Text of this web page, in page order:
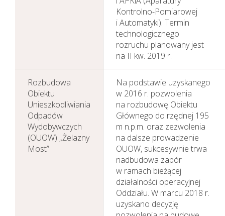
Kontrolno-Pomiarowej
i Automatyki). Termin
technologicznego
rozruchu planowany jest
na II kw. 2019 r.
Rozbudowa
Obiektu
Unieszkodliwiania
Odpadów
Wydobywczych
(OUOW) „Żelazny
Most”
Na podstawie uzyskanego
w 2016 r. pozwolenia
na rozbudowę Obiektu
Głównego do rzędnej 195
m n.p.m. oraz zezwolenia
na dalsze prowadzenie
OUOW, sukcesywnie trwa
nadbudowa zapór
w ramach bieżącej
działalności operacyjnej
Oddziału. W marcu 2018 r.
uzyskano decyzję